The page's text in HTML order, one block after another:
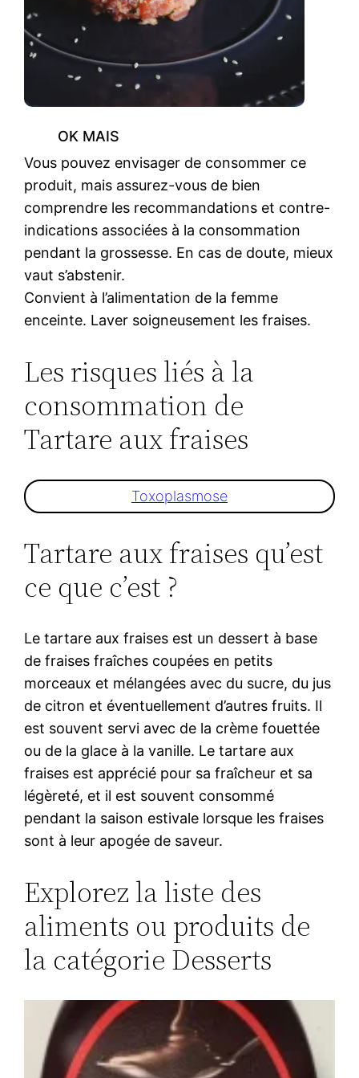
OK MAIS
Vous pouvez envisager de consommer ce
produit, mais assurez-vous de bien
comprendre les recommandations et contre-
indications associées à la consommation
pendant la grossesse. En cas de doute, mieux
vaut s’abstenir.
Convient à l’alimentation de la femme
enceinte. Laver soigneusement les fraises.
Les risques liés à la
consommation de
Tartare aux fraises
Toxoplasmose
Tartare aux fraises qu’est
ce que c’est ?
Le tartare aux fraises est un dessert à base
de fraises fraîches coupées en petits
morceaux et mélangées avec du sucre, du jus
de citron et éventuellement d’autres fruits. Il
est souvent servi avec de la crème fouettée
ou de la glace à la vanille. Le tartare aux
fraises est apprécié pour sa fraîcheur et sa
légèreté, et il est souvent consommé
pendant la saison estivale lorsque les fraises
sont à leur apogée de saveur.
Explorez la liste des
aliments ou produits de
la catégorie Desserts